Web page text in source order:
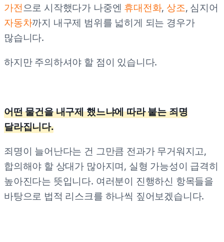
가전으로 시작했다가 나중엔 휴대전화, 상조, 심지어
자동차까지 내구제 범위를 넓히게 되는 경우가
많습니다.
하지만 주의하셔야 할 점이 있습니다.
어떤 물건을 내구제 했느냐에 따라 붙는 죄명
달라집니다.
죄명이 늘어난다는 건 그만큼 전과가 무거워지고,
합의해야 할 상대가 많아지며, 실형 가능성이 급격히
높아진다는 뜻입니다. 여러분이 진행하신 항목들을
바탕으로 법적 리스크를 하나씩 짚어보겠습니다.